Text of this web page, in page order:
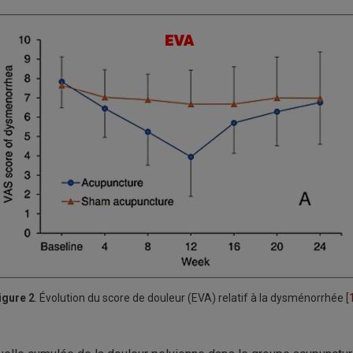
2 . Évolution du score de douleur (EVA) relatif à la dysménorrhée [